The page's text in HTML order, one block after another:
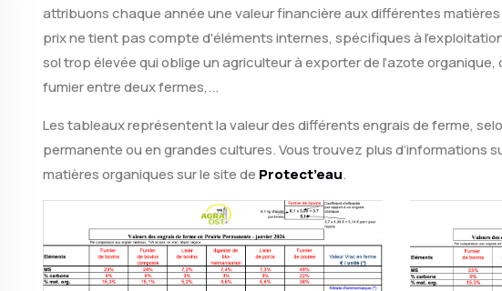
attribuons chaque année une valeur financière aux différentes
prix ne tient pas compte d'éléments internes, spécifiques à
sol trop élevée qui oblige un agriculteur à exporter de l’azote
fumier entre deux fermes,...
Les tableaux représentent la valeur des différents engrais de ferme,
permanente ou en grandes cultures. Vous trouvez plus d’informations
matières organiques sur le site de Protect’eau.